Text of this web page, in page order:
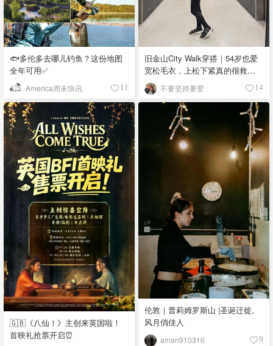
🐟多伦多去哪儿钓鱼？这份地图
全年可用✅
America周末快讯 11
旧金山City Walk穿搭｜54岁也爱
宽松毛衣，上松下紧真的很救比
例
不要坚持要爱 14
🇬🇧《八仙！》主创来英国啦！
首映礼抢票开启⏰
伦敦｜普莉姆罗斯山 |圣诞迁徙,
风月俏佳人
aman910316 9